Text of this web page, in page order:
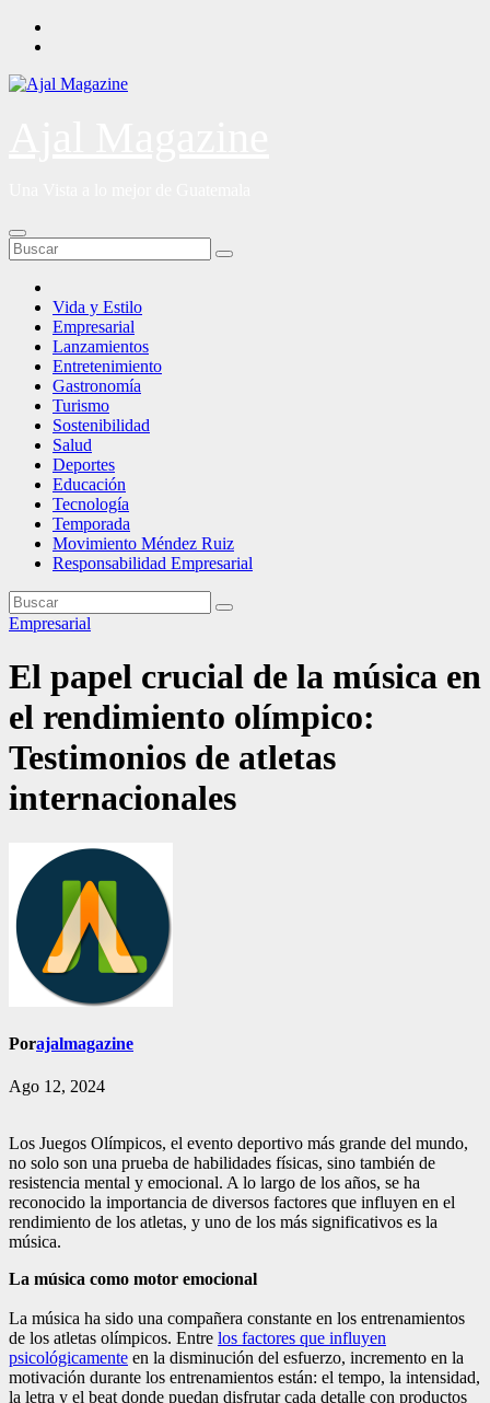
Saltar
Vida y Estilo
Empresarial
Lanzamientos
Entretenimiento
Gastronomía
Turismo
Sostenibilidad
Salud
Deportes
Educación
Tecnología
Temporada
Movimiento Méndez Ruiz
Responsabilidad Empresarial
Empresarial
El papel crucial de la música en
el rendimiento olímpico:
Testimonios de atletas
internacionales
Porajalmagazine
Ago 12, 2024
Los Juegos Olímpicos, el evento deportivo más grande del mundo,
no solo son una prueba de habilidades físicas, sino también de
resistencia mental y emocional. A lo largo de los años, se ha
reconocido la importancia de diversos factores que influyen en el
rendimiento de los atletas, y uno de los más significativos es la
música.
La música como motor emocional
La música ha sido una compañera constante en los entrenamientos
de los atletas olímpicos. Entre los factores que influyen
psicológicamente en la disminución del esfuerzo, incremento en la
motivación durante los entrenamientos están: el tempo, la intensidad,
la letra y el beat donde puedan disfrutar cada detalle con productos